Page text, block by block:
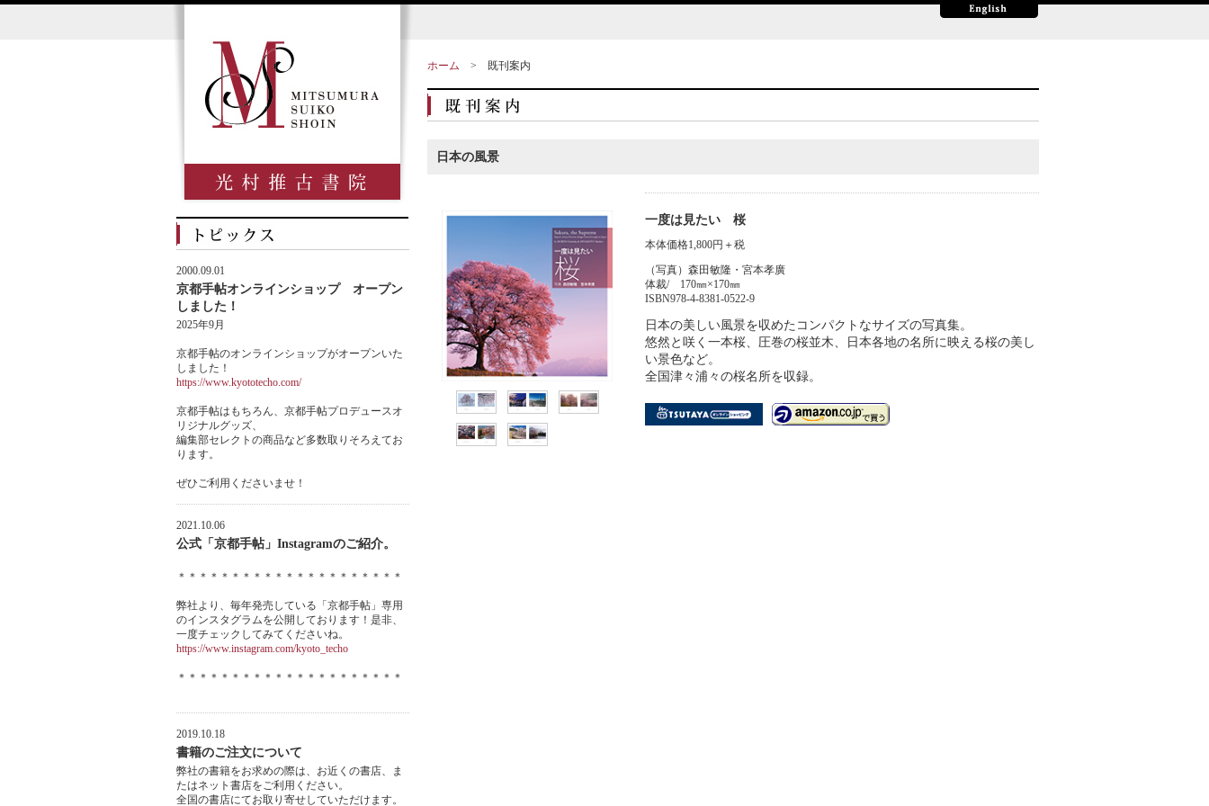
ホーム > 既刊案内
日本の風景
一度は見たい 桜
本体価格1,800円＋税
（写真）森田敏隆・宮本孝廣
体裁/ 170㎜×170㎜
ISBN978-4-8381-0522-9
日本の美しい風景を収めたコンパクトなサイズの写真集。
悠然と咲く一本桜、圧巻の桜並木、日本各地の名所に映える桜の美し
い景色など。
全国津々浦々の桜名所を収録。
2000.09.01
京都手帖オンラインショップ オープン
しました！
2025年9月
京都手帖のオンラインショップがオープンいた
しました！
https://www.kyototecho.com/
京都手帖はもちろん、京都手帖プロデュースオ
リジナルグッズ、
編集部セレクトの商品など多数取りそろえてお
ります。
ぜひご利用くださいませ！
2021.10.06
公式「京都手帖」Instagramのご紹介。
＊＊＊＊＊＊＊＊＊＊＊＊＊＊＊＊＊＊＊＊＊
弊社より、毎年発売している「京都手帖」専用
のインスタグラムを公開しております！是非、
一度チェックしてみてくださいね。
https://www.instagram.com/kyoto_techo
＊＊＊＊＊＊＊＊＊＊＊＊＊＊＊＊＊＊＊＊＊
2019.10.18
書籍のご注文について
弊社の書籍をお求めの際は、お近くの書店、ま
たはネット書店をご利用ください。
全国の書店にてお取り寄せしていただけます。